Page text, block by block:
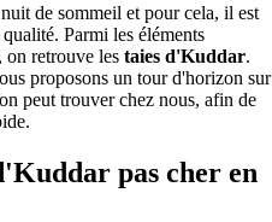
de sommeil et pour cela, il est
Parmi les éléments
on retrouve les taies d'Kuddar.
proposons un tour d'horizon sur
peut trouver chez nous, afin de
pas cher en